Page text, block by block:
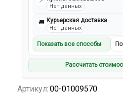
Нет данных
🚚 Курьерская доставка
Нет данных
Показать все способы
Рассчитать
Артикул: 00-01009570